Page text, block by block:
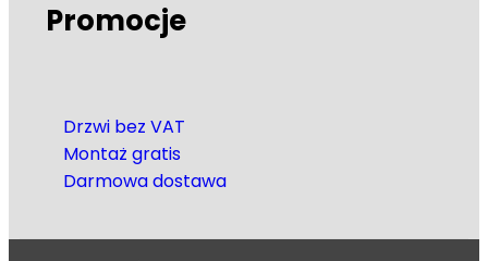
Promocje
Drzwi bez VAT
Montaż gratis
Darmowa dostawa